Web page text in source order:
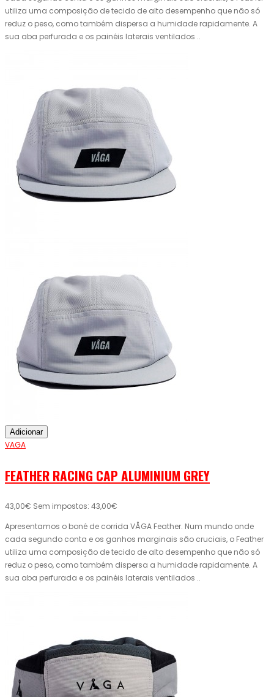
utiliza uma composição de tecido de alto desempenho que não só
reduz o peso, como também dispersa a humidade rapidamente. A
sua aba perfurada e os painéis laterais ventilados ..
Adicionar
VAGA
FEATHER RACING CAP ALUMINIUM GREY
43,00€ Sem impostos: 43,00€
Apresentamos o boné de corrida VÅGA Feather. Num mundo onde
cada segundo conta e os ganhos marginais são cruciais, o Feather
utiliza uma composição de tecido de alto desempenho que não só
reduz o peso, como também dispersa a humidade rapidamente. A
sua aba perfurada e os painéis laterais ventilados ..